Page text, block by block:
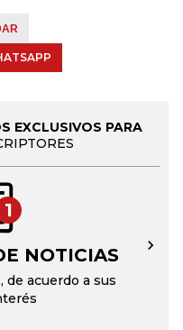
EXCLUSIVOS PARA
1
NOTICIAS
de acuerdo a sus
→